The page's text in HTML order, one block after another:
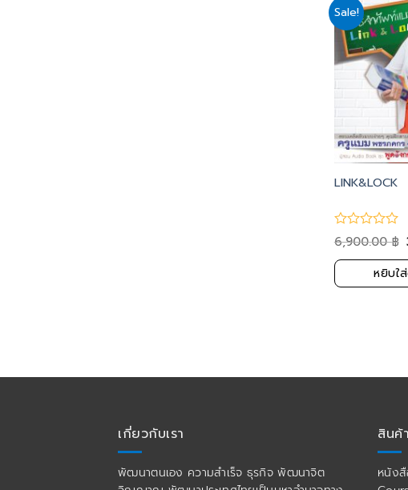
Sale!
LINK&LOCK
6,900.00฿
หยิบใ
เกี่ยวกับเรา
พัฒนาตนเอง ความสำเร็จ ธุรกิจ พัฒนาจิต
สินค้า
หนัง